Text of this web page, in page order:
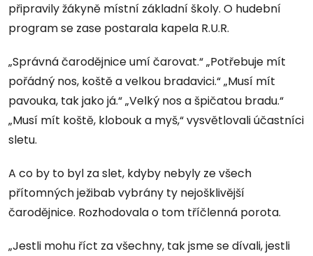
připravily žákyně místní základní školy. O hudební
program se zase postarala kapela R.U.R.
„Správná čarodějnice umí čarovat.“ „Potřebuje mít
pořádný nos, koště a velkou bradavici.“ „Musí mít
pavouka, tak jako já.“ „Velký nos a špičatou bradu.“
„Musí mít koště, klobouk a myš,“ vysvětlovali účastníci
sletu.
A co by to byl za slet, kdyby nebyly ze všech
přítomných ježibab vybrány ty nejošklivější
čarodějnice. Rozhodovala o tom tříčlenná porota.
„Jestli mohu říct za všechny, tak jsme se dívali, jestli